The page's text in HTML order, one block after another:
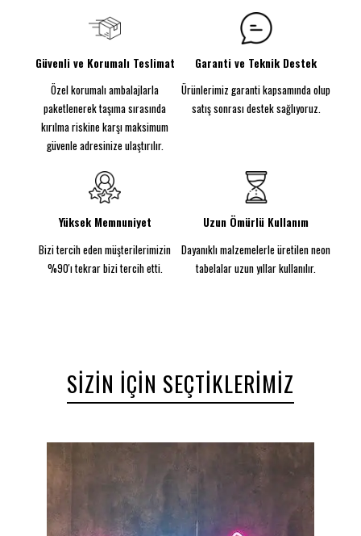
Görünen Ebat: 65CM
Parlayacak şekilde tasarlandı
Baskılı Neon Tabela
Enerji tasarruflu neon flex
5MM Dekota
Kurulum için vida kiti sağlanmıştır. Daha hızlı kurulum
için 3M Komut Şeritleri ekleyebilir ve neonunuzu
Güvenli ve Korumalı Teslimat
Özel korumalı ambalajlarla
paketlenerek taşıma sırasında
kırılma riskine karşı maksimum
güvenle adresinize ulaştırılır.
Garanti ve Teknik Destek
Ürünlerimiz garanti kapsamında olup
satış sonrası destek sağlıyoruz.
Yüksek Memnuniyet
Bizi tercih eden müşterilerimizin
%90'ı tekrar bizi tercih etti.
Uzun Ömürlü Kullanım
Dayanıklı malzemelerle üretilen neon
tabelalar uzun yıllar kullanılır.
SIZIN İÇIN SEÇTIKLERIMIZ